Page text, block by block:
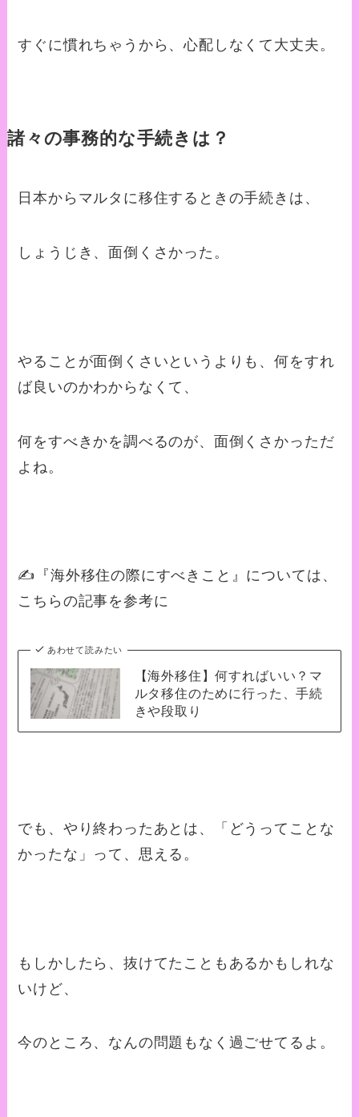
すぐに慣れちゃうから、心配しなくて大丈夫。
諸々の事務的な手続きは？
日本からマルタに移住するときの手続きは、
しょうじき、面倒くさかった。
やることが面倒くさいというよりも、何をすれ
ば良いのかわからなくて、
何をすべきかを調べるのが、面倒くさかっただ
よね。
✍️『海外移住の際にすべきこと』については、
こちらの記事を参考に
あわせて読みたい
【海外移住】何すればいい？マ
ルタ移住のために行った、手続
きや段取り
でも、やり終わったあとは、「どうってことな
かったな」って、思える。
もしかしたら、抜けてたこともあるかもしれな
いけど、
今のところ、なんの問題もなく過ごせてるよ。